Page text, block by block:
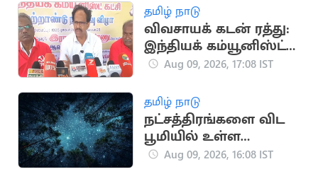
தமிழ் நாடு
விவசாயக் கடன் ரத்து:
இந்தியக் கம்யூனிஸ்ட்
கட்சியின்
Aug 09, 2026, 17:08 IST
தமிழ் நாடு
நட்சத்திரங்களை விட
பூமியில் உள்ள
மரங்களின்
Aug 09, 2026, 16:08 IST